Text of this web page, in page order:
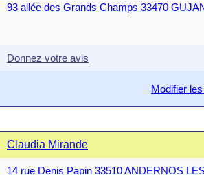
93 allée des Grands Champs 33470
Donnez votre avis
Modifier
Claudia Mirande
14 rue Denis Papin 33510 ANDERNOS